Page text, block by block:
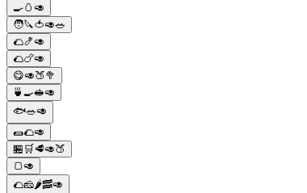
🍳🥚🥑
🧑🔪🍅🥑🥗
🌮🍤🥑
🌮🍗🥑
😋🥑🍑🥦
🍵🍳🥪🥑
🐟🥗🥑
🌯🌮🥑
🏪🛒🥩🥑🍑
🍞🥑
🌮🧀🌶️🥓🥑